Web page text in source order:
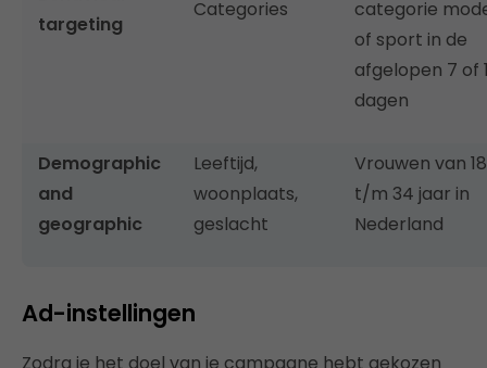
targeting
Categories
categorie
of sport in de
afgelopen 7 of
dagen
Demographic
and
geographic
Leeftijd,
woonplaats,
geslacht
Vrouwen van 18
t/m 34 jaar in
Nederland
Ad-instellingen